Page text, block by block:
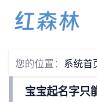
您的位置： 系统首
宝宝起名字只